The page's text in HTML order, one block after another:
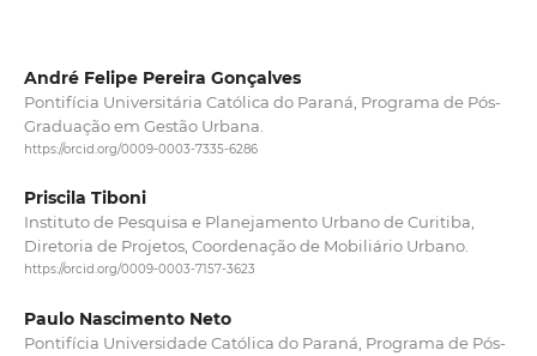
André Felipe Pereira Gonçalves
Pontifícia Universitária Católica do Paraná, Programa de Pós-
Graduação em Gestão Urbana.
https://orcid.org/0009-0003-7335-6286
Priscila Tiboni
Instituto de Pesquisa e Planejamento Urbano de Curitiba,
Diretoria de Projetos, Coordenação de Mobiliário Urbano.
https://orcid.org/0009-0003-7157-3623
Paulo Nascimento Neto
Pontifícia Universidade Católica do Paraná, Programa de Pós-